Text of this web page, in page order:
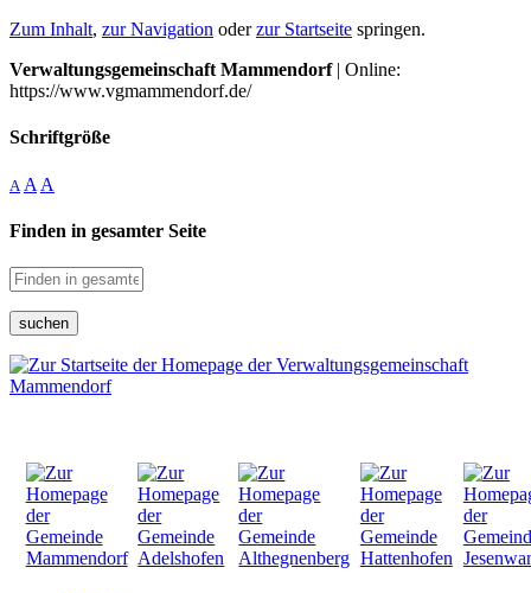
Zum Inhalt, zur Navigation oderzur Startseite springen.
Verwaltungsgemeinschaft Mammendorf| Online:
https://www.vgmammendorf.de/
Schriftgröße
A A A
Finden in gesamter Seite
suchen